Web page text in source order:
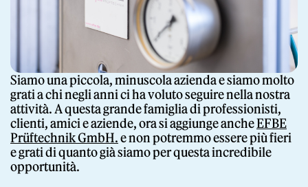
Siamo una piccola, minuscola azienda e siamo molto
grati a chi negli anni ci ha voluto seguire nella nostra
attività. A questa grande famiglia di professionisti,
clienti, amici e aziende, ora si aggiunge ancheEFBE
Prüftechnik GmbH.e non potremmo essere più fieri
e grati di quanto già siamo per questa incredibile
opportunità.